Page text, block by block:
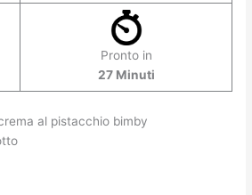
Pronto in
27 Minuti
al pistacchio bimby